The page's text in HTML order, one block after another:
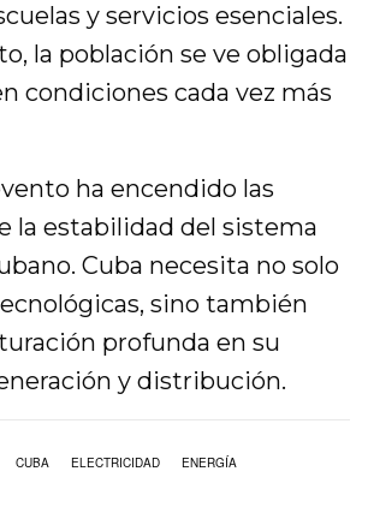
y servicios esenciales.
la población se ve obligada
condiciones cada vez más
ha encendido las
la estabilidad del sistema
Cuba necesita no solo
sino también
profunda en su
y distribución.
CUBA ELECTRICIDAD ENERGÍA